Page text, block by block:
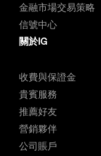
金融市場交易策略
信號中心
關於IG
收費與保證金
貴賓服務
推薦好友
營銷夥伴
公司賬戶